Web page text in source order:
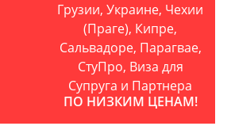
Грузии, Украине, Чехии
(Праге), Кипре,
Сальвадоре, Парагвае,
СтуПро, Виза для
Супруга и Партнера
ПО НИЗКИМ ЦЕНАМ!